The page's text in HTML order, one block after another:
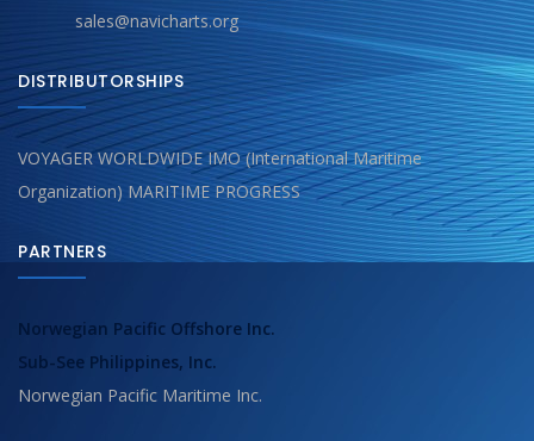
sales@navicharts.org
DISTRIBUTORSHIPS
VOYAGER WORLDWIDE IMO (International Maritime
Organization) MARITIME PROGRESS
PARTNERS
Norwegian Pacific Offshore Inc.
Sub-See Philippines, Inc.
Norwegian Pacific Maritime Inc.